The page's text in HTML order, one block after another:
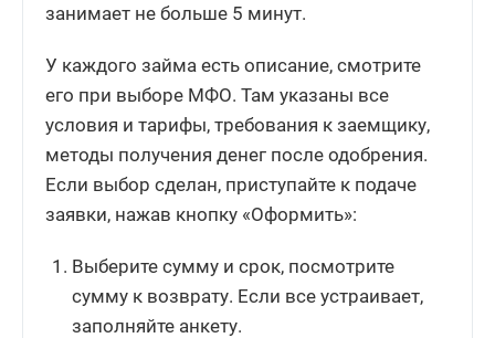
занимает не больше 5 минут.
У каждого займа есть описание, смотрите
его при выборе МФО. Там указаны все
условия и тарифы, требования к заемщику,
методы получения денег после одобрения.
Если выбор сделан, приступайте к подаче
заявки, нажав кнопку «Оформить»:
Выберите сумму и срок, посмотрите
сумму к возврату. Если все устраивает,
заполняйте анкету.